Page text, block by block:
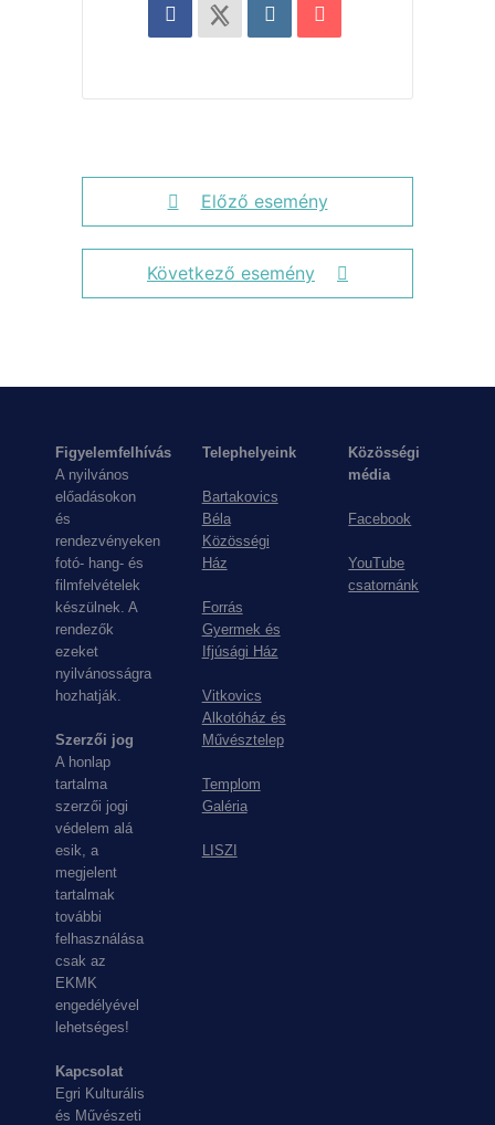
Előző esemény
Következő esemény
Figyelemfelhívás
A nyilvános
előadásokon
és
rendezvényeken
fotó- hang- és
filmfelvételek
készülnek. A
rendezők
ezeket
nyilvánosságra
hozhatják.
Szerzői jog
A honlap
tartalma
szerzői jogi
védelem alá
esik, a
megjelent
tartalmak
további
felhasználása
csak az
EKMK
engedélyével
lehetséges!
Kapcsolat
Egri Kulturális
és Művészeti
Telephelyeink
Bartakovics
Béla
Közösségi
Ház
Forrás
Gyermek és
Ifjúsági Ház
Vitkovics
Alkotóház és
Művésztelep
Templom
Galéria
LISZI
Közösségi
média
Facebook
YouTube
csatornánk